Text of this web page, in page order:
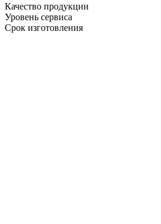
Качество продукции
Уровень сервиса
Срок изготовления